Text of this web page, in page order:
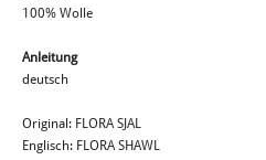
100% Wolle
Anleitung
deutsch
Original: FLORA SJAL
Englisch: FLORA SHAWL